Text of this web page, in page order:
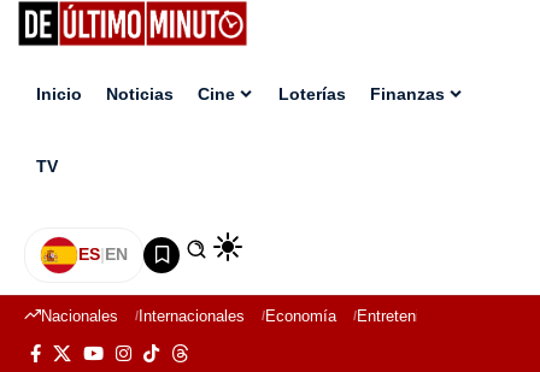
Inicio Noticias Cine Loterías Finanzas
TV
ES|EN
Nacionales Internacionales Economía Entretenimiento